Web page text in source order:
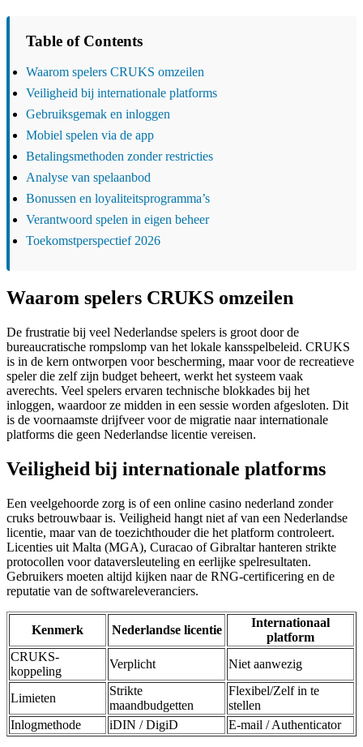
Table of Contents
Waarom spelers CRUKS omzeilen
Veiligheid bij internationale platforms
Gebruiksgemak en inloggen
Mobiel spelen via de app
Betalingsmethoden zonder restricties
Analyse van spelaanbod
Bonussen en loyaliteitsprogramma’s
Verantwoord spelen in eigen beheer
Toekomstperspectief 2026
Waarom spelers CRUKS omzeilen
De frustratie bij veel Nederlandse spelers is groot door de
bureaucratische rompslomp van het lokale kansspelbeleid. CRUKS
is in de kern ontworpen voor bescherming, maar voor de recreatieve
speler die zelf zijn budget beheert, werkt het systeem vaak
averechts. Veel spelers ervaren technische blokkades bij het
inloggen, waardoor ze midden in een sessie worden afgesloten. Dit
is de voornaamste drijfveer voor de migratie naar internationale
platforms die geen Nederlandse licentie vereisen.
Veiligheid bij internationale platforms
Een veelgehoorde zorg is of een online casino nederland zonder
cruks betrouwbaar is. Veiligheid hangt niet af van een Nederlandse
licentie, maar van de toezichthouder die het platform controleert.
Licenties uit Malta (MGA), Curacao of Gibraltar hanteren strikte
protocollen voor dataversleuteling en eerlijke spelresultaten.
Gebruikers moeten altijd kijken naar de RNG-certificering en de
reputatie van de softwareleveranciers.
Kenmerk Nederlandse licentie
Internationaal
platform
CRUKS-
koppeling
Verplicht Niet aanwezig
Limieten
Strikte
maandbudgetten
Flexibel/Zelf in te
stellen
Inlogmethode
iDIN / DigiD E-mail / Authenticator